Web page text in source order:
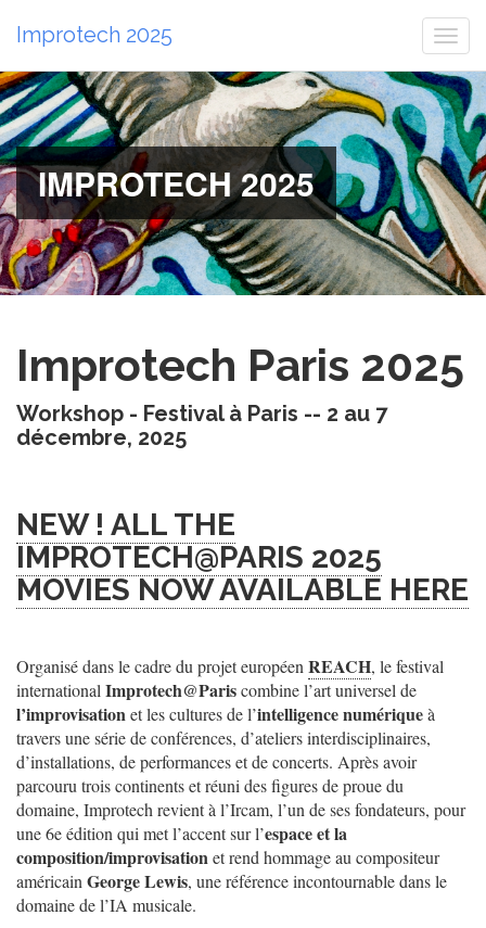
Improtech 2025
IMPROTECH 2025
Improtech Paris 2025
Workshop - Festival à Paris -- 2 au 7
décembre, 2025
NEW ! ALL THE
IMPROTECH@PARIS 2025
MOVIES NOW AVAILABLE HERE
Organisé dans le cadre du projet européen REACH, le festival
international Improtech@Pariscombine l’art universel de
l’improvisationet les cultures de l’intelligence numériqueà
travers une série de conférences, d’ateliers interdisciplinaires,
d’installations, de performances et de concerts. Après avoir
parcouru trois continents et réuni des figures de proue du
domaine, Improtech revient à l’Ircam, l’un de ses fondateurs, pour
une 6e édition qui met l’accent sur l’espace et la
composition/improvisationet rend hommage au compositeur
américain George Lewis, une référence incontournable dans le
domaine de l’IA musicale.